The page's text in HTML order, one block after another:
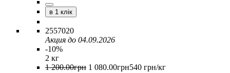
в 1 клік
2557020
Акция до 04.09.2026
-10%
2 кг
1 200.00грн 1 080.00грн540 грн/кг